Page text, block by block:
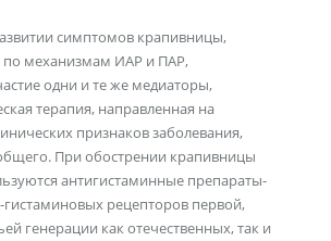
симптомов крапивницы,
механизмам ИАР и ПАР,
одни и те же медиаторы,
терапия, направленная на
признаков заболевания,
При обострении крапивницы
антигистаминные препараты-
рецепторов первой,
генерации как отечественных, так и